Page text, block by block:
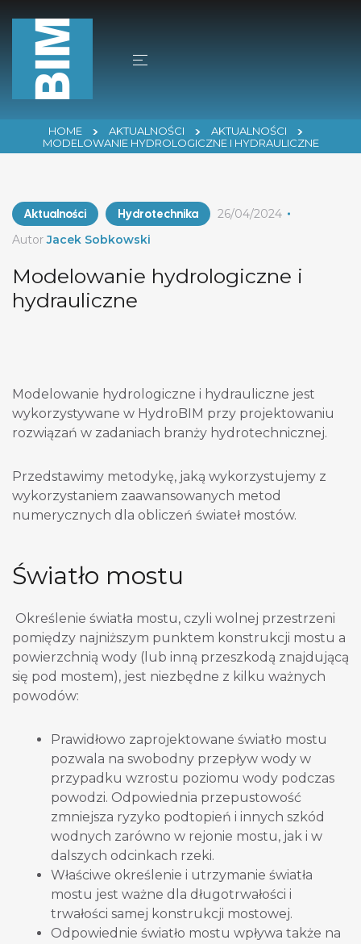
HOME AKTUALNOŚCI
AKTUALNOŚCI
MODELOWANIE HYDROLOGICZNE I HYDRAULICZNE
Aktualności
Hydrotechnika
AutorJacek Sobkowski
26/04/2024
Modelowanie hydrologiczne i
hydrauliczne
Modelowanie hydrologiczne i hydrauliczne jest
wykorzystywane w HydroBIM przy projektowaniu
rozwiązań w zadaniach branży hydrotechnicznej.
Przedstawimy metodykę, jaką wykorzystujemy z
wykorzystaniem zaawansowanych metod
numerycznych dla obliczeń świateł mostów.
Światło mostu
Określenie światła mostu, czyli wolnej przestrzeni
pomiędzy najniższym punktem konstrukcji mostu a
powierzchnią wody (lub inną przeszkodą znajdującą
się pod mostem), jest niezbędne z kilku ważnych
powodów:
Prawidłowo zaprojektowane światło mostu
pozwala na swobodny przepływ wody w
przypadku wzrostu poziomu wody podczas
powodzi. Odpowiednia przepustowość
zmniejsza ryzyko podtopień i innych szkód
wodnych zarówno w rejonie mostu, jak i w
dalszych odcinkach rzeki.
Właściwe określenie i utrzymanie światła
mostu jest ważne dla długotrwałości i
trwałości samej konstrukcji mostowej.
Odpowiednie światło mostu wpływa także na